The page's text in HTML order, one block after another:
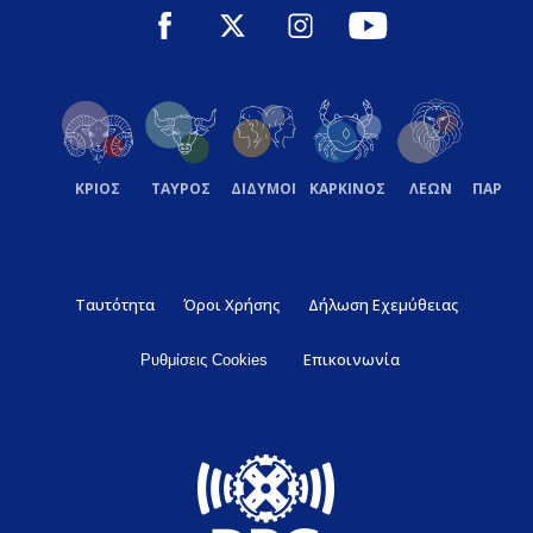
ΚΡΙΟΣ ΤΑΥΡΟΣ ΔΙΔΥΜΟΙ ΚΑΡΚΙΝΟΣ ΛΕΩΝ
Ταυτότητα Όροι Χρήσης Δήλωση Εχεμύθειας
Ρυθμίσεις Cookies Επικοινωνία